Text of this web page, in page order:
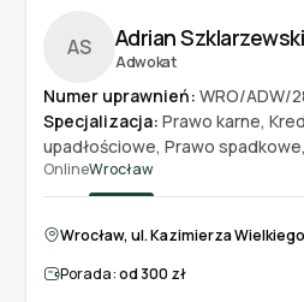
AS
Adwokat
Adrian Szklarzewski
Numer uprawnień: WRO/ADW/
Specjalizacja: Prawo karne,
upadłościowe, Prawo spadkowe,
OnlineWrocław
Wrocław, ul. Kazimierza
Porada:od 300 zł